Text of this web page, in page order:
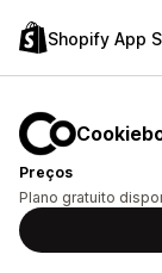
Shopify App
Preços
Plano gratuito